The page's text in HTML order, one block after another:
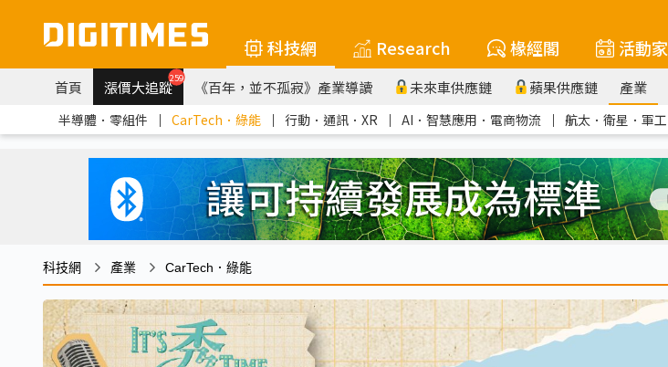
科技網 Research 椽經閣 活動家
首頁 漲價大追蹤259 《百年，並不孤寂》產業導讀 未來車供應鏈 蘋果供應鏈 產業
半導體．零組件 ｜ CarTech．綠能 ｜ 行動．通訊．XR ｜ AI．智慧應用．電商物流 ｜ 航太．衛星．軍工
科技網 產業 CarTech．綠能